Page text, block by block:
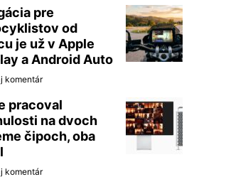
pre
od
je už v Apple
a Android Auto
komentár
pracoval
na dvoch
čipoch, oba
komentár